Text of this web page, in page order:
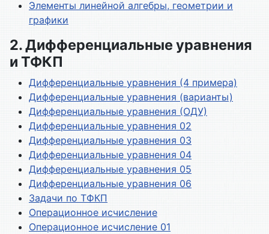
Элементы линейной алгебры, геометрии и
графики
2. Дифференциальные уравнения
и ТФКП
Дифференциальные уравнения (4 примера)
Дифференциальные уравнения (варианты)
Дифференциальные уравнения (ОДУ)
Дифференциальные уравнения 02
Дифференциальные уравнения 03
Дифференциальные уравнения 04
Дифференциальные уравнения 05
Дифференциальные уравнения 06
Задачи по ТФКП
Операционное исчисление
Операционное исчисление 01